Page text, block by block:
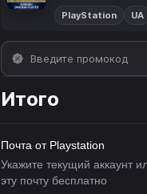
PlayStation UA
Итого
Почта от Playstation
Укажите текущий аккаунт
эту почту бесплатно